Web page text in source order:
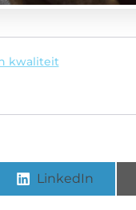
kwaliteit
LinkedIn